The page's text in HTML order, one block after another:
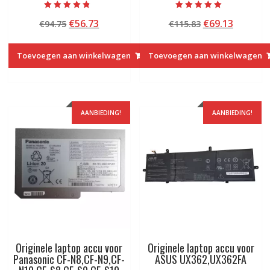
met
4.50
€94.75 Oorspronkelijke
was:
€94.75.
€56.73
is:
€56.73.
Toevoegen aan winkelwagen
5.00
van 5
€115.83
was:
€115.83.
€69.13Huidige
is:
€69.13.
Toevoegen aan winkelwagen
AANBIEDING!
Originele laptop accu voor
Panasonic CF-N8,CF-N9,CF-
AANBIEDING!
Originele laptop accu voor
ASUS UX362,UX362FA